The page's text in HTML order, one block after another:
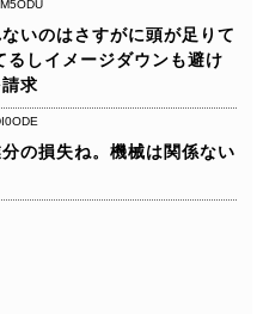
いのはさすがに頭が足りて
るしイメージダウンも避け
求
の損失ね。機械は関係ない